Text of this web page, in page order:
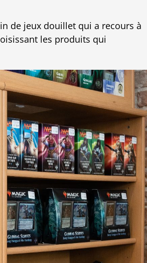
de jeux douillet qui a recours à
les produits qui